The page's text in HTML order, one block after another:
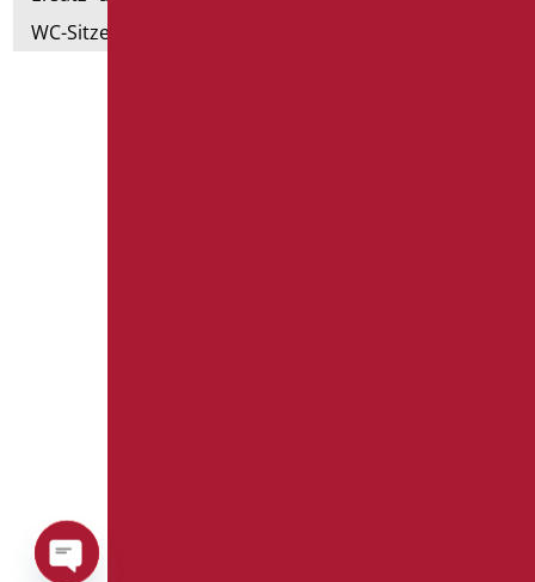
WC-Sitze
Open